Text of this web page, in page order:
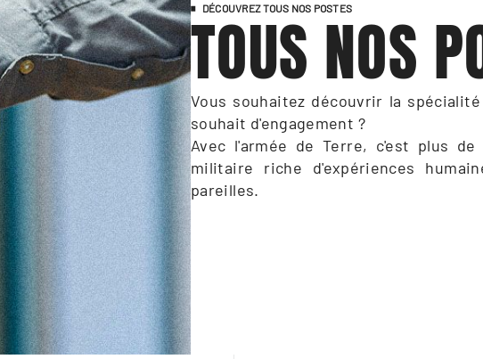
DÉCOUVREZ TOUS NOS POSTES
TOUS NOS
Vous souhaitez découvrir la
souhait d'engagement ?
Avec l'armée de Terre, c'est plus
militaire riche d'expériences
pareilles.